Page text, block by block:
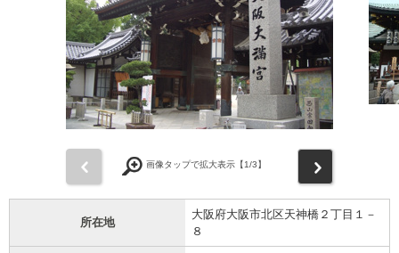
画像タップで拡大表示【1/3】
所在地
大阪府大阪市北区天神橋２丁目１－
８